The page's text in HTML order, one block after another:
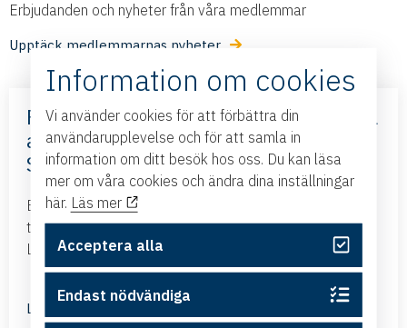
Erbjudanden och nyheter från våra medlemmar
Upptäck medlemmarnas nyheter
Frihandelsavtalet med Mercosur – nya
affärsmöjligheter – med Business
Sweden
Business Swedens kontor i Brasilien och Argentina
tillsammans med ambassadören i Brasilien kommer till
Linköping och presenterar det nya frihandelsavtalet...
Läs mer
Information om cookies
Vi använder cookies för att förbättra din
användarupplevelse och för att samla in
information om ditt besök hos oss. Du kan läsa
mer om våra cookies och ändra dina inställningar
här. Läs mer
Acceptera alla
Endast nödvändiga